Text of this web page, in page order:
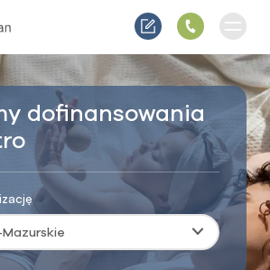
dofinansowania